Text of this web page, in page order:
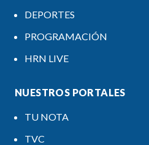
DEPORTES
PROGRAMACIÓN
HRN LIVE
NUESTROS PORTALES
TU NOTA
TVC